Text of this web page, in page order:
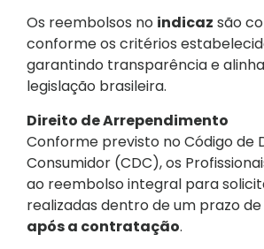
Os reembolsos no indicaz são
conforme os critérios
garantindo transparência e
legislação brasileira.
Direito de Arrependimento
Conforme previsto no Código de
Consumidor (CDC), os
ao reembolso integral para
realizadas dentro de um prazo de
após a contratação.